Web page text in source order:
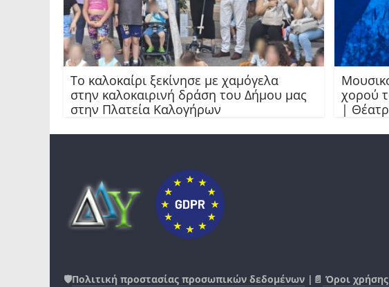
Το καλοκαίρι ξεκίνησε με χαμόγελα
στην καλοκαιρινή δράση του Δήμου μας
στην Πλατεία Καλογήρων
χορού
|
🛡️Πολιτική προστασίας προσωπικών δεδομένων |📄 Όροι